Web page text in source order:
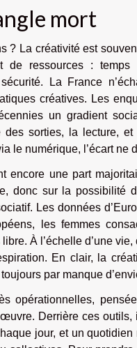
mort
? La créativité est
de ressources :
La France
créatives. Les
un gradient
sorties, la lecture, et
le numérique, l’écart ne
encore une part
donc sur la possibilité
Les données
les femmes
À l’échelle d’une
En clair, la
par manque
opérationnelles,
Derrière ces
jour, et un